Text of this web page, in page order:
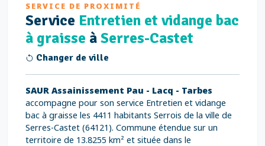
SERVICE DE PROXIMITÉ
Service Entretien et vidange bac
à graisse àSerres-Castet
Changer de ville
SAUR Assainissement Pau - Lacq - Tarbes
accompagne pour son service Entretien et vidange
bac à graisse les 4411 habitants Serrois de la ville de
Serres-Castet (64121). Commune étendue sur un
territoire de 13.8255 km² et située dans le